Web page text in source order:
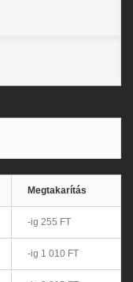
Megtakarítás
-ig 255 FT
-ig 1 010 FT